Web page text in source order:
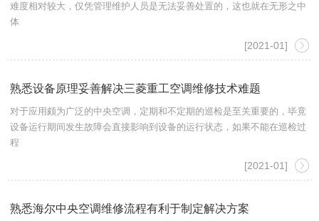
难度相对较大，仅凭管理维护人员是无法妥善处置的，这也就在无形之中
体
[2021-01]
熟悉设备原理妥善解决三菱重工空调维修技术难题
对于应用颇为广泛的中央空调，定期和不定期的巡检是至关重要的，毕竟
设备运行期间发生故障会直接影响到设备的运行状态，如果不能在巡检过
程
[2021-01]
熟悉海尔中央空调维修流程有利于制定解决方案